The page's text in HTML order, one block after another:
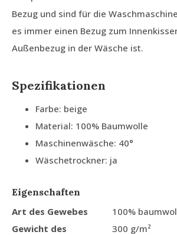
Bezug und sind für die
es immer einen Bezug zum
Außenbezug in der Wäsche ist.
Spezifikationen
Farbe: beige
Material: 100% Baumwolle
Maschinenwäsche: 40°
Wäschetrockner: ja
Eigenschaften
Art des Gewebes
100%
Gewicht des
300 g/m²